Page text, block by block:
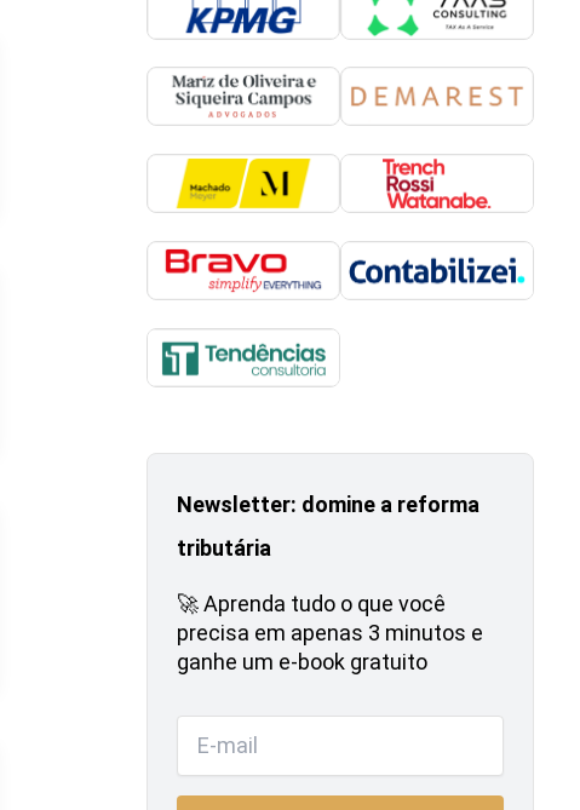
Newsletter: domine a reforma
tributária
🚀 Aprenda tudo o que você
precisa em apenas 3 minutos e
ganhe um e-book gratuito